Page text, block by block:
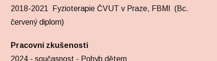
2018-2021 Fyzioterapie ČVUT v Praze, FBMI (Bc.
červený diplom)
Pracovní zkušenosti
2024 - současnost - Pohyb dětem